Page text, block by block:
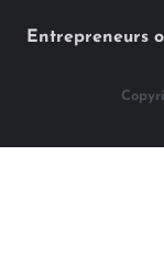
Entrepreneurs